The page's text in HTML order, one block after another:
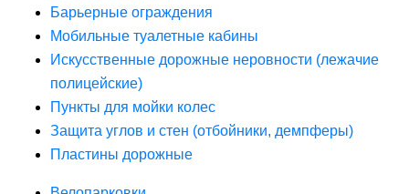
Барьерные ограждения
Мобильные туалетные кабины
Искусственные дорожные неровности (лежачие
полицейские)
Пункты для мойки колес
Защита углов и стен (отбойники, демпферы)
Пластины дорожные